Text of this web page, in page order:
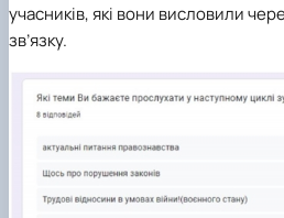
учасників, які вони висловили
зв’язку.